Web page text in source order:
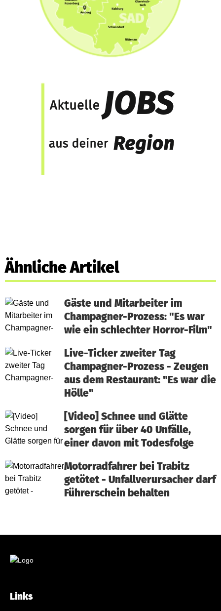
Ähnliche Artikel
Gäste und Mitarbeiter im
Champagner-Prozess: "Es war
wie ein schlechter Horror-Film"
Live-Ticker zweiter Tag
Champagner-Prozess - Zeugen
aus dem Restaurant: "Es war die
Hölle"
[Video] Schnee und Glätte
sorgen für über 40 Unfälle,
einer davon mit Todesfolge
Motorradfahrer bei Trabitz
getötet - Unfallverursacher darf
Führerschein behalten
Links